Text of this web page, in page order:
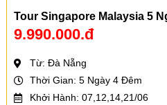
Tour Singapore Malaysia 5
9.990.000.đ
Từ: Đà Nẵng
Thời Gian: 5 Ngày 4 Đêm
Khởi Hành: 07,12,14,21/06